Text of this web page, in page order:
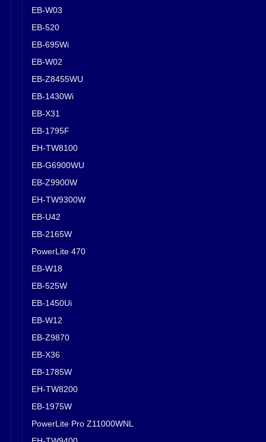
EB-W03
EB-520
EB-695Wi
EB-W02
EB-Z8455WU
EB-1430Wi
EB-X31
EB-1795F
EH-TW8100
EB-G6900WU
EB-Z9900W
EH-TW9300W
EB-U42
EB-2165W
PowerLite 470
EB-W18
EB-525W
EB-1450Ui
EB-W12
EB-Z9870
EB-X36
EB-1785W
EH-TW8200
EB-1975W
PowerLite Pro Z11000WNL